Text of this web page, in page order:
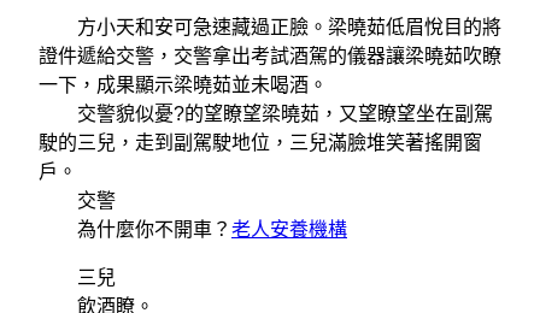
方小天和安可急速藏過正臉。梁曉茹低眉悅目的將
證件遞給交警，交警拿出考試酒駕的儀器讓梁曉茹吹瞭
一下，成果顯示梁曉茹並未喝酒。
交警貌似憂?的望瞭望梁曉茹，又望瞭望坐在副駕
駛的三兒，走到副駕駛地位，三兒滿臉堆笑著搖開窗
戶。
交警
為什麼你不開車？ 老人安養機構
三兒
飲酒瞭。